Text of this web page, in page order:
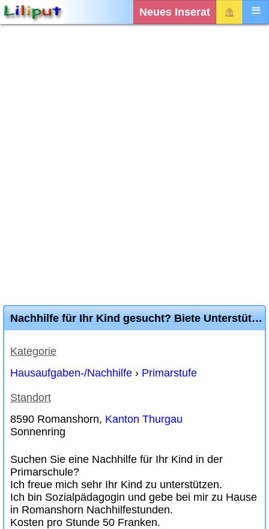
Neues Inserat
Nachhilfe für Ihr Kind gesucht? Biete Unterstützung in Romanshorn
Kategorie
Hausaufgaben-/Nachhilfe › Primarstufe
Standort
8590 Romanshorn, Kanton Thurgau
Sonnenring
Suchen Sie eine Nachhilfe für Ihr Kind in der
Primarschule?
Ich freue mich sehr Ihr Kind zu unterstützen.
Ich bin Sozialpädagogin und gebe bei mir zu Hause
in Romanshorn Nachhilfestunden.
Kosten pro Stunde 50 Franken.